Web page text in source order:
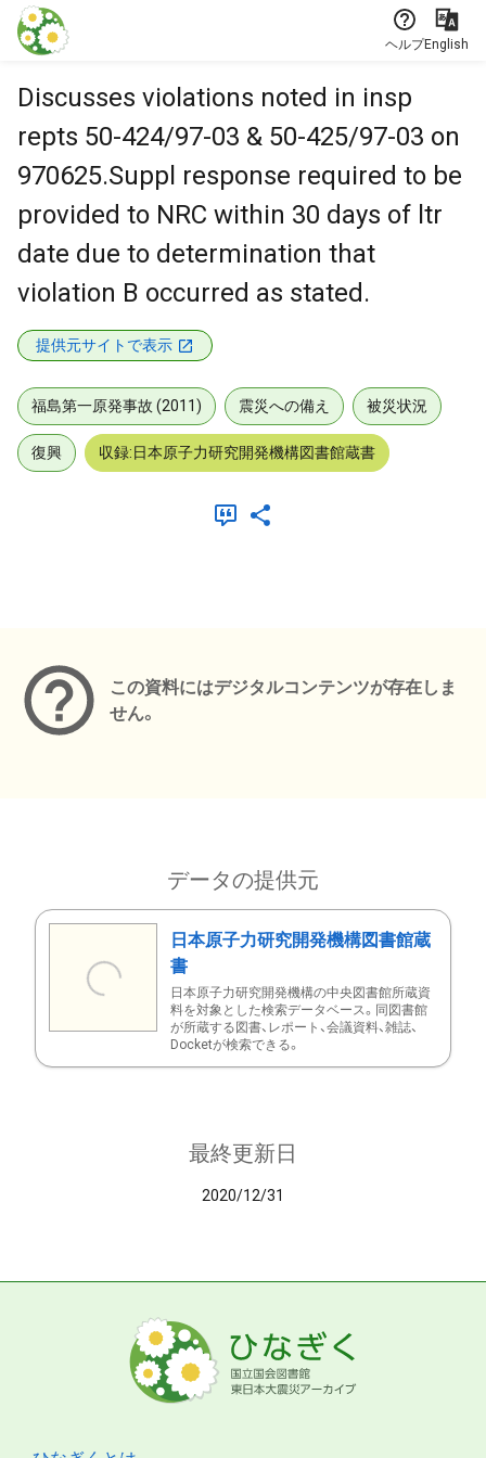
本文に飛ぶ
ヘルプEnglish
Discusses violations noted in insp
repts 50-424/97-03 & 50-425/97-03 on
970625.Suppl response required to be
provided to NRC within 30 days of ltr
date due to determination that
violation B occurred as stated.
提供元サイトで表示
福島第一原発事故 (2011) 震災への備え 被災状況
復興 収録:日本原子力研究開発機構図書館蔵書
この資料にはデジタルコンテンツが存在しま
せん。
データの提供元
日本原子力研究開発機構図書館蔵
書
日本原子力研究開発機構の中央図書館所蔵資
料を対象とした検索データベース。同図書館
が所蔵する図書、レポート、会議資料、雑誌、
Docketが検索できる。
最終更新日
2020/12/31